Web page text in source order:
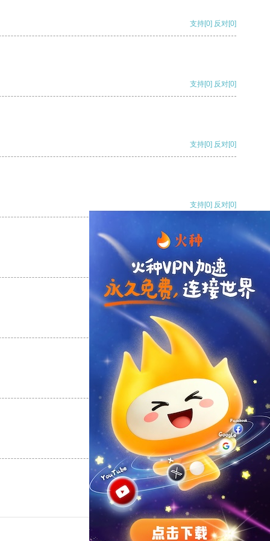
支持[0] 反对[0]
支持[0] 反对[0]
支持[0] 反对[0]
支持[0] 反对[0]
支持[0] 反对
支持
反对 [0]
支持[0] 反对[0]